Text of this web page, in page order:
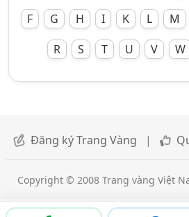
F
G H I K L M
R
S T U V W
Đăng ký Trang Vàng |
Copyright © 2008 Trang vàng Việt